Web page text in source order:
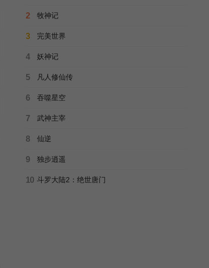
2 牧神记
3 完美世界
4 妖神记
5 凡人修仙传
6 吞噬星空
7 武神主宰
8 仙逆
9 独步逍遥
10 斗罗大陆2：绝世唐门